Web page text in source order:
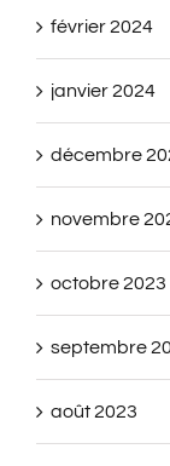
février 2024
janvier 2024
décembre
novembre
octobre 2023
septembre
août 2023